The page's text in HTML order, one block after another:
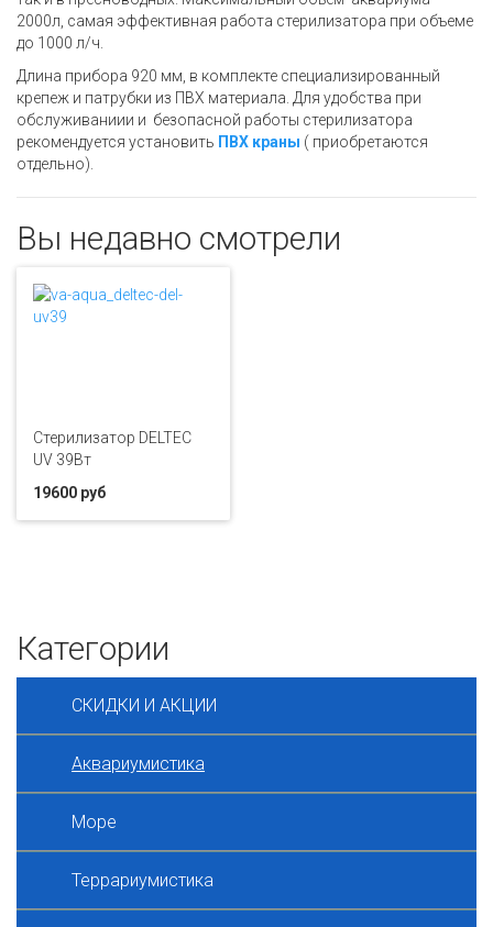
2000л, самая эффективная работа стерилизатора при объеме
до 1000 л/ч.
Длина прибора 920 мм, в комплекте специализированный
крепеж и патрубки из ПВХ материала. Для удобства при
обслуживаниии и безопасной работы стерилизатора
рекомендуется установить ПВХ краны ( приобретаются
отдельно).
Вы недавно смотрели
Стерилизатор DELTEC
UV 39Вт
19600 руб
Категории
СКИДКИ И АКЦИИ
Аквариумистика
Море
Террариумистика